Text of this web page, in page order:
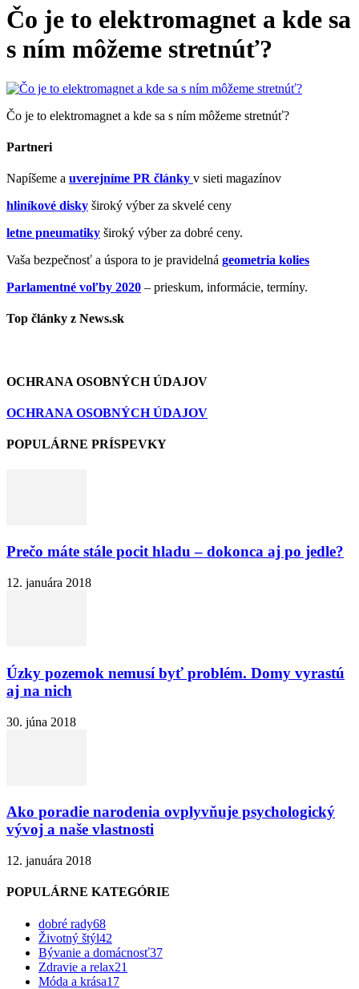
Čo je to elektromagnet a kde sa
s ním môžeme stretnúť?
Čo je to elektromagnet a kde sa s ním môžeme stretnúť?
Partneri
Napíšeme a uverejníme PR články v sieti magazínov
hliníkové disky široký výber za skvelé ceny
letne pneumatiky široký výber za dobré ceny.
Vaša bezpečnosť a úspora to je pravidelná geometria kolies
Parlamentné voľby 2020 – prieskum, informácie, termíny.
Top články z News.sk
OCHRANA OSOBNÝCH ÚDAJOV
OCHRANA OSOBNÝCH ÚDAJOV
POPULÁRNE PRÍSPEVKY
Prečo máte stále pocit hladu – dokonca aj po jedle?
12. januára 2018
Úzky pozemok nemusí byť problém. Domy vyrastú
aj na nich
30. júna 2018
Ako poradie narodenia ovplyvňuje psychologický
vývoj a naše vlastnosti
12. januára 2018
POPULÁRNE KATEGÓRIE
dobré rady68
Životný štýl42
Bývanie a domácnosť37
Zdravie a relax21
Móda a krása17